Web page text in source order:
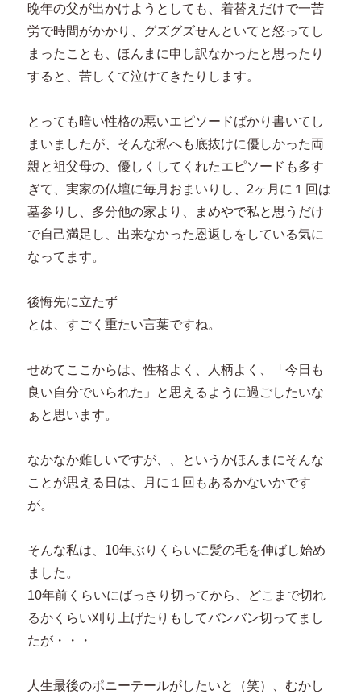
晩年の父が出かけようとしても、着替えだけで一苦
労で時間がかかり、グズグズせんといてと怒ってし
まったことも、ほんまに申し訳なかったと思ったり
すると、苦しくて泣けてきたりします。
とっても暗い性格の悪いエピソードばかり書いてし
まいましたが、そんな私へも底抜けに優しかった両
親と祖父母の、優しくしてくれたエピソードも多す
ぎて、実家の仏壇に毎月おまいりし、2ヶ月に１回は
墓参りし、多分他の家より、まめやで私と思うだけ
で自己満足し、出来なかった恩返しをしている気に
なってます。
後悔先に立たず
とは、すごく重たい言葉ですね。
せめてここからは、性格よく、人柄よく、「今日も
良い自分でいられた」と思えるように過ごしたいな
ぁと思います。
なかなか難しいですが、、というかほんまにそんな
ことが思える日は、月に１回もあるかないかです
が。
そんな私は、10年ぶりくらいに髪の毛を伸ばし始め
ました。
10年前くらいにばっさり切ってから、どこまで切れ
るかくらい刈り上げたりもしてバンバン切ってまし
たが・・・
人生最後のポニーテールがしたいと（笑）、むかし